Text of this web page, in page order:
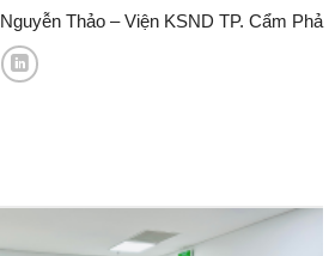
Nguyễn Thảo – Viện KSND TP. Cẩm Phả